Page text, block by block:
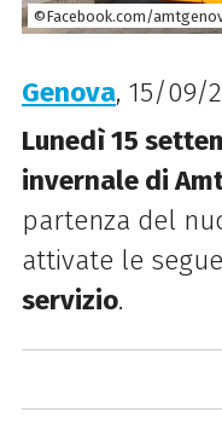
©Facebook.com/
Genova, 15/09/
Lunedì 15
invernale di
partenza del
attivate le
servizio.